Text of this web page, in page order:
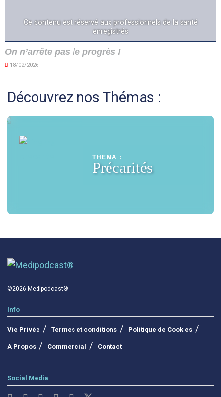
Ce contenu est réservé aux professionnels de la santé
enregistrés
On n’arrête pas le progrès !
18/02/2026
Découvrez nos Thémas :
THEMA :
Précarités
©2026 Medipodcast®
Info
Vie Privée Termes et conditions Politique de Cookies
A Propos Commercial Contact
Social Media